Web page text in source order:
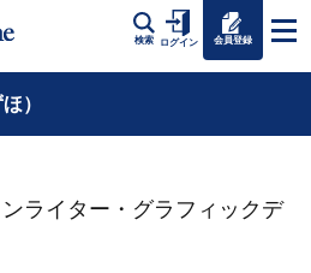
検索 ログイン 会員登録
）
ライター・グラフィックデ